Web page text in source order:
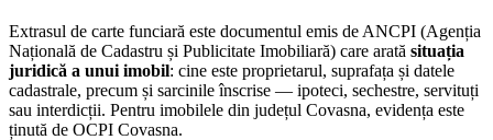
Extrasul de carte funciară este documentul emis de ANCPI (Agenția
Națională de Cadastru și Publicitate Imobiliară) care arată situația
juridică a unui imobil: cine este proprietarul, suprafața și datele
cadastrale, precum și sarcinile înscrise — ipoteci, sechestre, servituți
sau interdicții. Pentru imobilele din județul Covasna, evidența este
ținută de OCPI Covasna.